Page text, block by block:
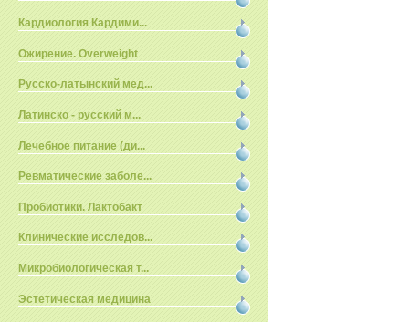
Кардиология Кардими...
Ожирение. Overweight
Русско-латынский мед...
Латинско - русский м...
Лечебное питание (ди...
Ревматические заболе...
Пробиотики. Лактобакт
Клинические исследов...
Микробиологическая т...
Эстетическая медицина